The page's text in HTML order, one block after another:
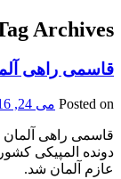
Archives:
قاسمی راهی
Posted on می 24, 2016
قاسمی راهی
دونده المپیکی
عازم آلمان شد.